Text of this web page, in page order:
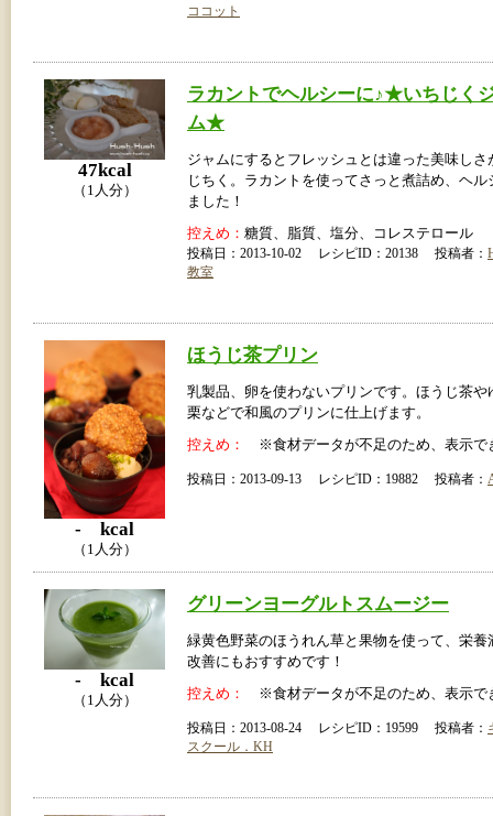
ココット
47kcal
（1人分）
ラカントでヘルシーに♪★いちじく
ム★
ジャムにするとフレッシュとは違った美味しさ
じちく。ラカントを使ってさっと煮詰め、ヘル
ました！
控えめ： 糖質、脂質、塩分、コレステロール
投稿日：2013-10-02 レシピID：20138 投稿者：
教室
- kcal
（1人分）
ほうじ茶プリン
乳製品、卵を使わないプリンです。ほうじ茶や
栗などで和風のプリンに仕上げます。
控えめ： ※食材データが不足のため、表示で
投稿日：2013-09-13 レシピID：19882 投稿者：
- kcal
（1人分）
グリーンヨーグルトスムージー
緑黄色野菜のほうれん草と果物を使って、栄養
改善にもおすすめです！
控えめ： ※食材データが不足のため、表示で
投稿日：2013-08-24 レシピID：19599 投稿者：
スクール．KH